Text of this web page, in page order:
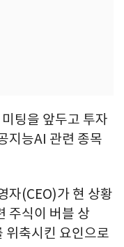
팅을 앞두고 투자
지능AI 관련 종목
자(CEO)가 현 상황
주식이 버블 상
위축시킨 요인으로